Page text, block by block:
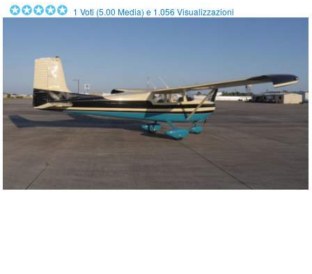
1 Voti (5.00 Media) e 1.056 Visualizzazioni